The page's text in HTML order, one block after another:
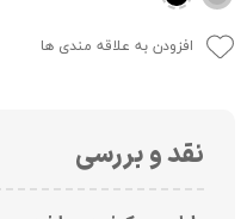
افزودن به علاقه مندی ها
نقد و بررسی